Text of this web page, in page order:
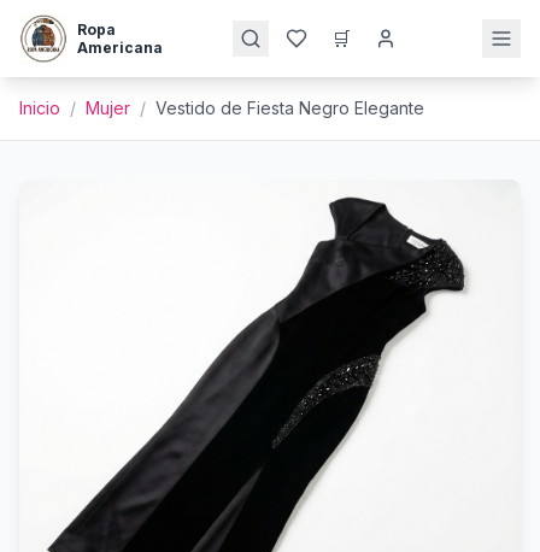
Ropa
Americana
🛒
Inicio / Mujer / Vestido de Fiesta Negro Elegante